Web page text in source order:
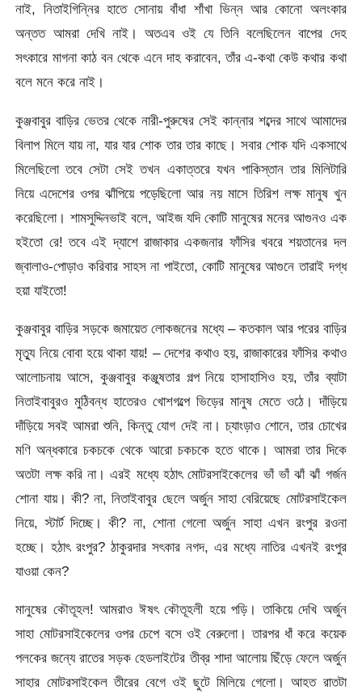
নাই, নিতাইগিন্নির হাতে সোনায় বাঁধা শাঁখা ভিন্ন আর কোনো অলংকার
অন্তত আমরা দেখি নাই। অতএব ওই যে তিনি বলেছিলেন বাপের দেহ
সৎকারে মাগনা কাঠ বন থেকে এনে দাহ করাবেন, তাঁর এ-কথা কেউ কথার কথা
বলে মনে করে নাই।
কুঞ্জবাবুর বাড়ির ভেতর থেকে নারী-পুরুষের সেই কান্নার শব্দের সাথে আমাদের
বিলাপ মিলে যায় না, যার যার শোক তার তার কাছে। সবার শোক যদি একসাথে
মিলেছিলো তবে সেটা সেই তখন একাত্তরে যখন পাকিস্তান তার মিলিটারি
নিয়ে এদেশের ওপর ঝাঁপিয়ে পড়েছিলো আর নয় মাসে তিরিশ লক্ষ মানুষ খুন
করেছিলো। শামসুদ্দিনভাই বলে, আইজ যদি কোটি মানুষের মনের আগুনও এক
হইতো রে! তবে এই দ্যাশে রাজাকার একজনার ফাঁসির খবরে শয়তানের দল
জ্বালাও-পোড়াও করিবার সাহস না পাইতো, কোটি মানুষের আগুনে তারাই দগ্ধ
হয়া যাইতো!
কুঞ্জবাবুর বাড়ির সড়কে জমায়েত লোকজনের মধ্যে – কতকাল আর পরের বাড়ির
মৃত্যু নিয়ে বোবা হয়ে থাকা যায়! – দেশের কথাও হয়, রাজাকারের ফাঁসির কথাও
আলোচনায় আসে, কুঞ্জবাবুর কঞ্জুষতার গল্প নিয়ে হাসাহাসিও হয়, তাঁর ব্যাটা
নিতাইবাবুরও মুঠিবন্ধ হাতেরও খোশগল্পে ভিড়ের মানুষ মেতে ওঠে। দাঁড়িয়ে
দাঁড়িয়ে সবই আমরা শুনি, কিন্তু যোগ দেই না। চ্যাংড়াও শোনে, তার চোখের
মণি অন্ধকারে চকচকে থেকে আরো চকচকে হতে থাকে। আমরা তার দিকে
অতটা লক্ষ করি না। এরই মধ্যে হঠাৎ মোটরসাইকেলের ভাঁ ভাঁ ঝাঁ ঝাঁ গর্জন
শোনা যায়। কী? না, নিতাইবাবুর ছেলে অর্জুন সাহা বেরিয়েছে মোটরসাইকেল
নিয়ে, স্টার্ট দিচ্ছে। কী? না, শোনা গেলো অর্জুন সাহা এখন রংপুর রওনা
হচ্ছে। হঠাৎ রংপুর? ঠাকুরদার সৎকার নগদ, এর মধ্যে নাতির এখনই রংপুর
যাওয়া কেন?
মানুষের কৌতূহল! আমরাও ঈষৎ কৌতূহলী হয়ে পড়ি। তাকিয়ে দেখি অর্জুন
সাহা মোটরসাইকেলের ওপর চেপে বসে ওই বেরুলো। তারপর ধাঁ করে কয়েক
পলকের জন্যে রাতের সড়ক হেডলাইটের তীব্র শাদা আলোয় ছিঁড়ে ফেলে অর্জুন
সাহার মোটরসাইকেল তীরের বেগে ওই ছুটে মিলিয়ে গেলো। আহত রাতটা